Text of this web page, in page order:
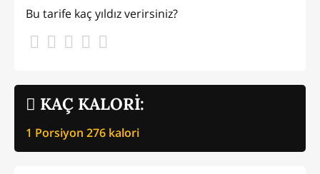
KAÇ KALORİ:
1 Porsiyon 276 kalori
Bu tarife kaç yıldız verirsiniz?